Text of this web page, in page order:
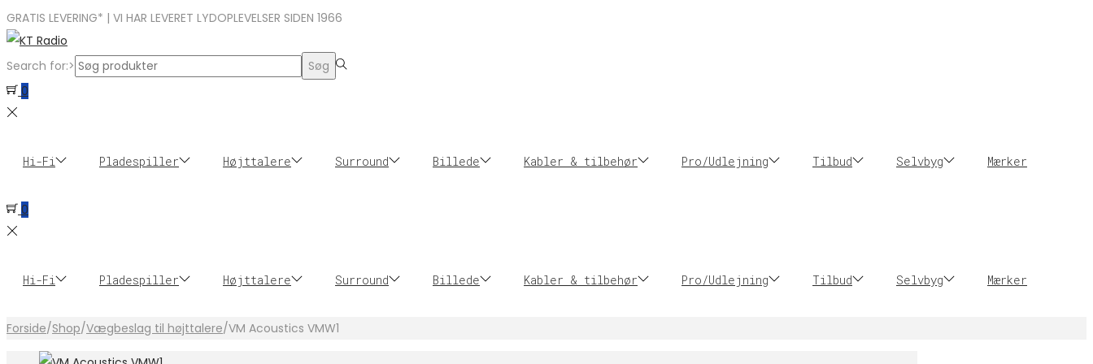
GRATIS LEVERING* | VI HAR LEVERET LYDOPLEVELSER SIDEN 1966
Search for:>
Søg
0
Hi-Fi Pladespiller Højttalere Surround Billede Kabler & tilbehør Pro/Udlejning Tilbud Selvbyg Mærker
0
Hi-Fi Pladespiller Højttalere Surround Billede Kabler & tilbehør Pro/Udlejning Tilbud Selvbyg Mærker
Forside/Shop/Vægbeslag til højttalere/VM Acoustics VMW1